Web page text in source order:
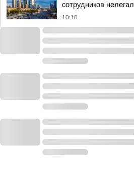
сотрудников
10:10